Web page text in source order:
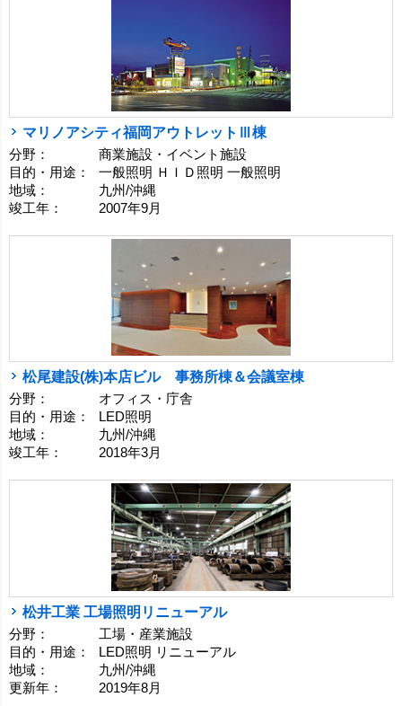
マリノアシティ福岡アウトレットⅢ棟
分野：
商業施設・イベント施設
目的・用途：
一般照明 ＨＩＤ照明 一般照明
地域：
九州/沖縄
竣工年：
2007年9月
松尾建設(株)本店ビル 事務所棟＆会議室棟
分野：
オフィス・庁舎
目的・用途：
LED照明
地域：
九州/沖縄
竣工年：
2018年3月
松井工業 工場照明リニューアル
分野：
工場・産業施設
目的・用途：
LED照明 リニューアル
地域：
九州/沖縄
更新年：
2019年8月